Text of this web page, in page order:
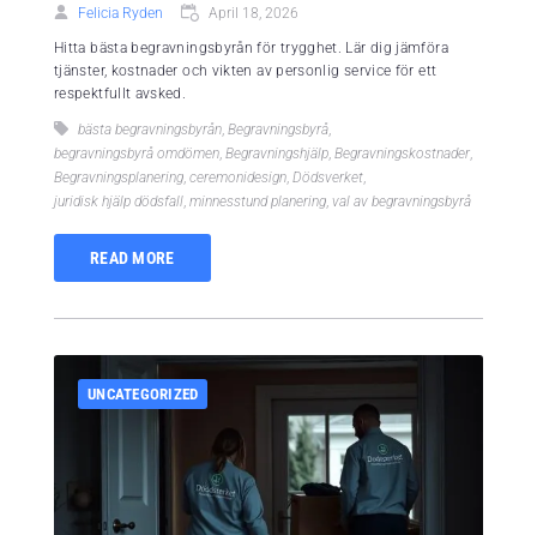
Felicia Ryden April 18, 2026
Hitta bästa begravningsbyrån för trygghet. Lär dig jämföra
tjänster, kostnader och vikten av personlig service för ett
respektfullt avsked.
bästa begravningsbyrån, Begravningsbyrå,
begravningsbyrå omdömen, Begravningshjälp, Begravningskostnader,
Begravningsplanering, ceremonidesign, Dödsverket,
juridisk hjälp dödsfall, minnesstund planering, val av begravningsbyrå
READ MORE
UNCATEGORIZED